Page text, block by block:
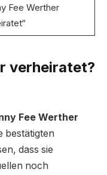
Fee Werther
verheiratet?
Fee Werther
bestätigten
dass sie
noch